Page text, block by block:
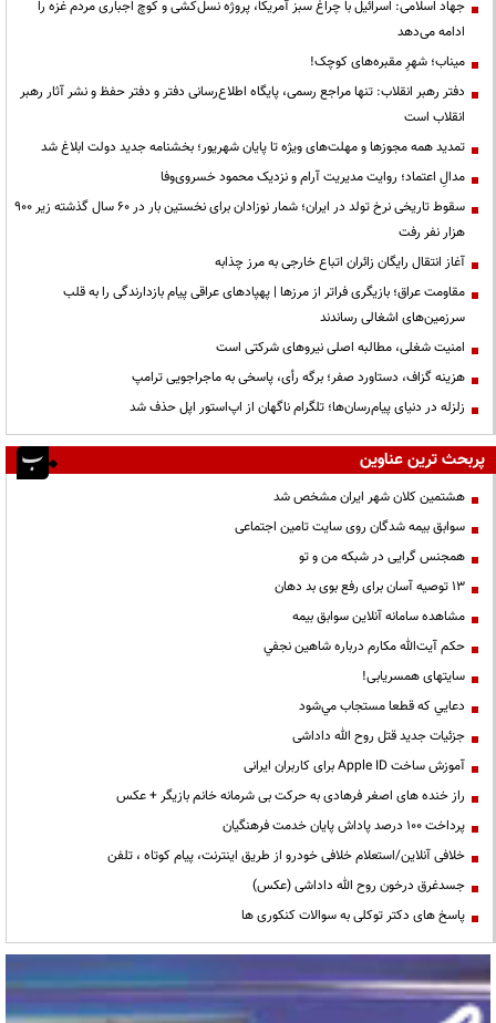
جهاد اسلامی: اسرائیل با چراغ سبز آمریکا، پروژه نسل‌کشی و کوچ اجباری مردم غزه را
ادامه می‌دهد
میناب؛ شهرِ مقبره‌های کوچک!
دفتر رهبر انقلاب: تنها مراجع رسمی، پایگاه اطلاع‌رسانی دفتر و دفتر حفظ و نشر آثار رهبر
انقلاب است
تمدید همه مجوزها و مهلت‌های ویژه تا پایان شهریور؛ بخشنامه جدید دولت ابلاغ شد
مدالِ اعتماد؛ روایت مدیریت آرام و نزدیک محمود خسروی‌وفا
سقوط تاریخی نرخ تولد در ایران؛ شمار نوزادان برای نخستین بار در ۶۰ سال گذشته زیر ۹۰۰
هزار نفر رفت
آغاز انتقال رایگان زائران اتباع خارجی به مرز چذابه
مقاومت عراق؛ بازیگری فراتر از مرزها | پهپادهای عراقی پیام بازدارندگی را به قلب
سرزمین‌های اشغالی رساندند
‌امنیت شغلی، مطالبه اصلی نیروهای شرکتی است
هزینه گزاف، دستاورد صفر؛ برگه رأی، پاسخی به ماجراجویی ترامپ
زلزله در دنیای پیام‌رسان‌ها؛ تلگرام ناگهان از اپ‌استور اپل حذف شد
پربحث ترین عناوین
هشتمین کلان شهر ایران مشخص شد
سوابق بیمه شدگان روی سایت تامین اجتماعی
همجنس گرایی در شبکه من و تو
13 توصیه آسان برای رفع بوی بد دهان
مشاهده سامانه آنلاين سوابق بیمه
حكم آيت‌الله مكارم درباره شاهين نجفي
سایتهای همسریابی!
دعايي كه قطعا مستجاب مي‌شود
جزئیات جدید قتل روح الله داداشی
آموزش ساخت Apple ID برای کاربران ایرانی
راز خنده های اصغر فرهادی به حرکت بی شرمانه خانم بازیگر + عکس
پرداخت ۱۰۰ درصد پاداش پایان خدمت فرهنگیان
خلافی آنلاین/استعلام خلافی خودرو از طریق اینترنت، پیام کوتاه ، تلفن
جسدغرق درخون روح الله داداشی (عکس)
پاسخ های دکتر توکلی به سوالات کنکوری ها